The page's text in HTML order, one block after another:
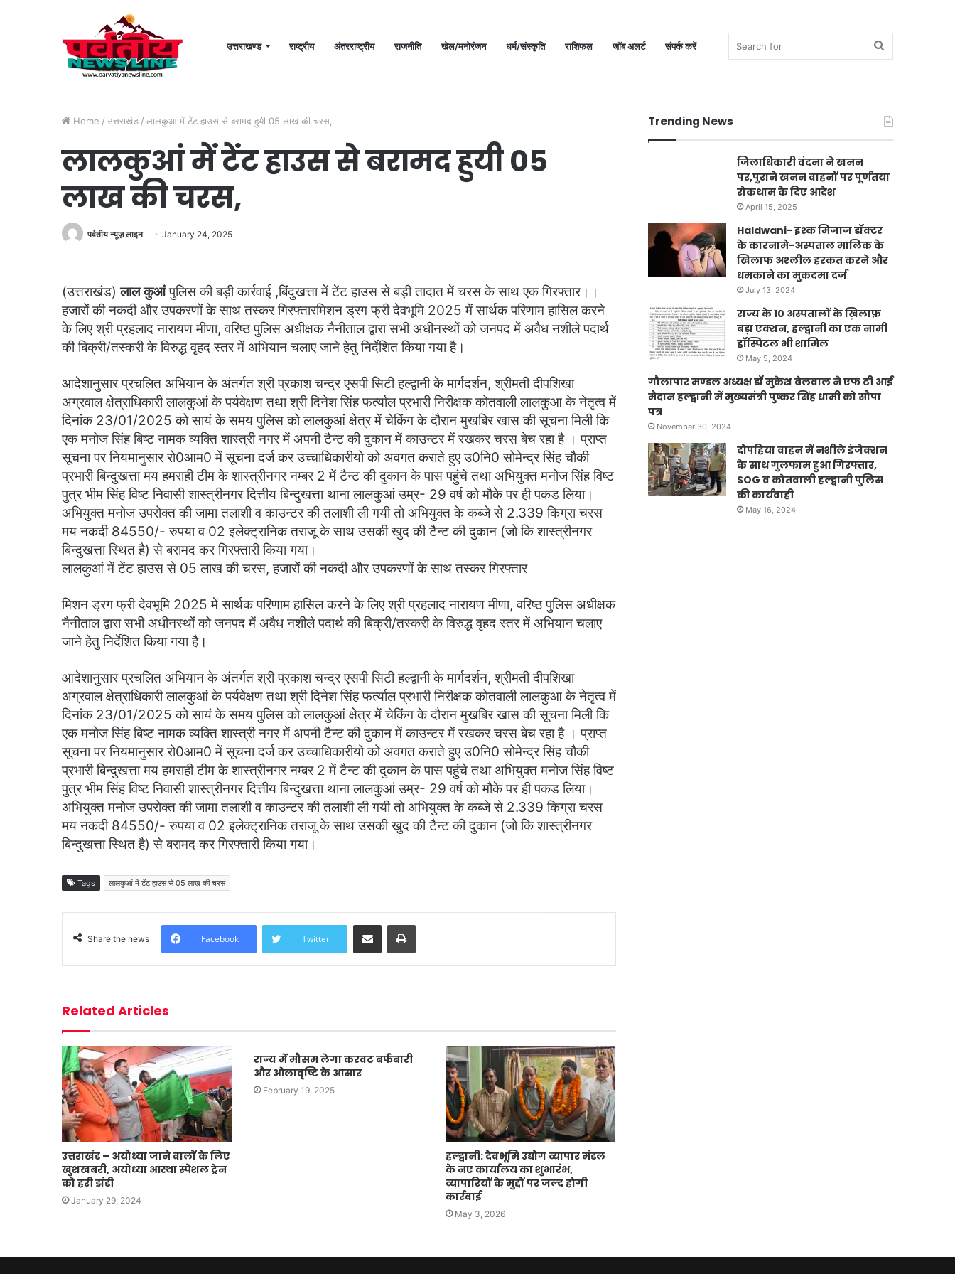
उत्तराखण्ड राष्ट्रीय अंतरराष्ट्रीय राजनीति खेल/मनोरंजन धर्म/संस्कृति राशिफल जॉब अलर्ट संपर्क करें
for
Home / उत्तराखंड / लालकुआं में टेंट हाउस से बरामद हुयी 05 लाख की चरस,
लालकुआं में टेंट हाउस से बरामद हुयी 05
लाख की चरस,
पर्वतीय न्यूज़ लाइन January 24, 2025
(उत्तराखंड)लाल कुआंपुलिस की बड़ी कार्रवाई ,बिंदुखत्ता में टेंट हाउस से बड़ी तादात में चरस के साथ एक गिरफ्तार।।
हजारों की नकदी और उपकरणों के साथ तस्कर गिरफ्तारमिशन ड्रग फ्री देवभूमि 2025 में सार्थक परिणाम हासिल करने
के लिए श्री प्रहलाद नारायण मीणा, वरिष्ठ पुलिस अधीक्षक नैनीताल द्वारा सभी अधीनस्थों को जनपद में अवैध नशीले पदार्थ
की बिक्री/तस्करी के विरुद्ध वृहद स्तर में अभियान चलाए जाने हेतु निर्देशित किया गया है।
आदेशानुसार प्रचलित अभियान के अंतर्गत श्री प्रकाश चन्द्र एसपी सिटी हल्द्वानी के मार्गदर्शन, श्रीमती दीपशिखा
अग्रवाल क्षेत्राधिकारी लालकुआं के पर्यवेक्षण तथा श्री दिनेश सिंह फर्त्याल प्रभारी निरीक्षक कोतवाली लालकुआ के नेतृत्व में
दिनांक 23/01/2025 को सायं के समय पुलिस को लालकुआं क्षेत्र में चेकिंग के दौरान मुखबिर खास की सूचना मिली कि
एक मनोज सिंह बिष्ट नामक व्यक्ति शास्त्री नगर में अपनी टैन्ट की दुकान में काउन्टर में रखकर चरस बेच रहा है । प्राप्त
सूचना पर नियमानुसार रो0आम0 में सूचना दर्ज कर उच्चाधिकारीयो को अवगत कराते हुए उ0नि0 सोमेन्द्र सिंह चौकी
प्रभारी बिन्दुखत्ता मय हमराही टीम के शास्त्रीनगर नम्बर 2 में टैन्ट की दुकान के पास पहुंचे तथा अभियुक्त मनोज सिंह विष्ट
पुत्र भीम सिंह विष्ट निवासी शास्त्रीनगर दित्तीय बिन्दुखत्ता थाना लालकुआं उम्र- 29 वर्ष को मौके पर ही पकड लिया।
अभियुक्त मनोज उपरोक्त की जामा तलाशी व काउन्टर की तलाशी ली गयी तो अभियुक्त के कब्जे से 2.339 किग्रा चरस
मय नकदी 84550/- रुपया व 02 इलेक्ट्रानिक तराजू के साथ उसकी खुद की टैन्ट की दुकान (जो कि शास्त्रीनगर
बिन्दुखत्ता स्थित है) से बरामद कर गिरफ्तारी किया गया।
लालकुआं में टेंट हाउस से 05 लाख की चरस, हजारों की नकदी और उपकरणों के साथ तस्कर गिरफ्तार
मिशन ड्रग फ्री देवभूमि 2025 में सार्थक परिणाम हासिल करने के लिए श्री प्रहलाद नारायण मीणा, वरिष्ठ पुलिस अधीक्षक
नैनीताल द्वारा सभी अधीनस्थों को जनपद में अवैध नशीले पदार्थ की बिक्री/तस्करी के विरुद्ध वृहद स्तर में अभियान चलाए
जाने हेतु निर्देशित किया गया है।
आदेशानुसार प्रचलित अभियान के अंतर्गत श्री प्रकाश चन्द्र एसपी सिटी हल्द्वानी के मार्गदर्शन, श्रीमती दीपशिखा
अग्रवाल क्षेत्राधिकारी लालकुआं के पर्यवेक्षण तथा श्री दिनेश सिंह फर्त्याल प्रभारी निरीक्षक कोतवाली लालकुआ के नेतृत्व में
दिनांक 23/01/2025 को सायं के समय पुलिस को लालकुआं क्षेत्र में चेकिंग के दौरान मुखबिर खास की सूचना मिली कि
एक मनोज सिंह बिष्ट नामक व्यक्ति शास्त्री नगर में अपनी टैन्ट की दुकान में काउन्टर में रखकर चरस बेच रहा है । प्राप्त
सूचना पर नियमानुसार रो0आम0 में सूचना दर्ज कर उच्चाधिकारीयो को अवगत कराते हुए उ0नि0 सोमेन्द्र सिंह चौकी
प्रभारी बिन्दुखत्ता मय हमराही टीम के शास्त्रीनगर नम्बर 2 में टैन्ट की दुकान के पास पहुंचे तथा अभियुक्त मनोज सिंह विष्ट
पुत्र भीम सिंह विष्ट निवासी शास्त्रीनगर दित्तीय बिन्दुखत्ता थाना लालकुआं उम्र- 29 वर्ष को मौके पर ही पकड लिया।
अभियुक्त मनोज उपरोक्त की जामा तलाशी व काउन्टर की तलाशी ली गयी तो अभियुक्त के कब्जे से 2.339 किग्रा चरस
मय नकदी 84550/- रुपया व 02 इलेक्ट्रानिक तराजू के साथ उसकी खुद की टैन्ट की दुकान (जो कि शास्त्रीनगर
बिन्दुखत्ता स्थित है) से बरामद कर गिरफ्तारी किया गया।
Tags लालकुआं में टेंट हाउस से 05 लाख की चरस
Share the news Facebook Twitter
Share via Email Print
Related Articles
उत्तराखंड – अयोध्या जाने वालों के लिए
खुशखबरी, अयोध्या आस्था स्पेशल ट्रेन
को हरी झंडी
January 29, 2024
राज्य में मौसम लेगा करवट बर्फबारी
और ओलावृष्टि के आसार
February 19, 2025
हल्द्वानी: देवभूमि उद्योग व्यापार मंडल
के नए कार्यालय का शुभारंभ,
व्यापारियों के मुद्दों पर जल्द होगी
कार्रवाई
May 3, 2026
Trending News
जिलाधिकारी वंदना ने खनन
पर,पुराने खनन वाहनों पर पूर्णतया
रोकथाम के दिए आदेश
April 15, 2025
Haldwani- इश्क मिजाज डॉक्टर
के कारनामे-अस्पताल मालिक के
खिलाफ अश्लील हरकत करने और
धमकाने का मुकदमा दर्ज
July 13, 2024
राज्य के 10 अस्पतालों के ख़िलाफ़
बड़ा एक्शन, हल्द्वानी का एक नामी
हॉस्पिटल भी शामिल
May 5, 2024
गौलापार मण्डल अध्यक्ष डॉ मुकेश बेलवाल ने एफ टी आई
मैदान हल्द्वानी में मुख्यमंत्री पुष्कर सिंह धामी को सौपा
पत्र
November 30, 2024
दोपहिया वाहन में नशीले इंजेक्शन
के साथ गुलफाम हुआ गिरफ्तार,
SOG व कोतवाली हल्द्वानी पुलिस
की कार्यवाही
May 16, 2024